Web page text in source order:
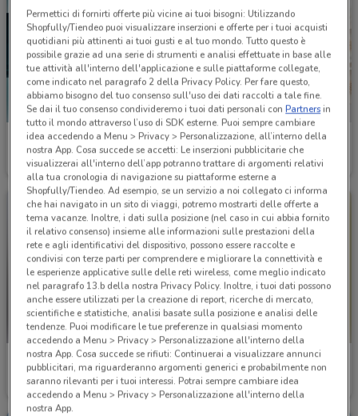
Costa Crociere
Scade il 22/09 1.7 km
Hervit
Scade il 22/09 1.8 km
Valleverde
Scade il 22/09 1.9 km
Fazzini
Scade il 31/12
Permettici di fornirti offerte più vicine ai tuoi bisogni: Utilizzando
Shopfully/Tiendeo puoi visualizzare inserzioni e offerte per i tuoi acquisti
quotidiani più attinenti ai tuoi gusti e al tuo mondo. Tutto questo è
possibile grazie ad una serie di strumenti e analisi effettuate in base alle
tue attività all'interno dell'applicazione e sulle piattaforme collegate,
come indicato nel paragrafo 2 della Privacy Policy. Per fare questo,
abbiamo bisogno del tuo consenso sull'uso dei dati raccolti a tale fine.
Se dai il tuo consenso condivideremo i tuoi dati personali conPartnersin
tutto il mondo attraverso l’uso di SDK esterne. Puoi sempre cambiare
idea accedendo a Menu > Privacy > Personalizzazione, all’interno della
nostra App. Cosa succede se accetti: Le inserzioni pubblicitarie che
visualizzerai all'interno dell’app potranno trattare di argomenti relativi
alla tua cronologia di navigazione su piattaforme esterne a
Shopfully/Tiendeo. Ad esempio, se un servizio a noi collegato ci informa
che hai navigato in un sito di viaggi, potremo mostrarti delle offerte a
tema vacanze. Inoltre, i dati sulla posizione (nel caso in cui abbia fornito
il relativo consenso) insieme alle informazioni sulle prestazioni della
rete e agli identificativi del dispositivo, possono essere raccolte e
condivisi con terze parti per comprendere e migliorare la connettività e
le esperienze applicative sulle delle reti wireless, come meglio indicato
nel paragrafo 13.b della nostra Privacy Policy. Inoltre, i tuoi dati possono
anche essere utilizzati per la creazione di report, ricerche di mercato,
scientifiche e statistiche, analisi basate sulla posizione e analisi delle
tendenze. Puoi modificare le tue preferenze in qualsiasi momento
accedendo a Menu > Privacy > Personalizzazione all'interno della
nostra App. Cosa succede se rifiuti: Continuerai a visualizzare annunci
pubblicitari, ma riguarderanno argomenti generici e probabilmente non
saranno rilevanti per i tuoi interessi. Potrai sempre cambiare idea
accedendo a Menu > Privacy > Personalizzazione all'interno della
nostra App.